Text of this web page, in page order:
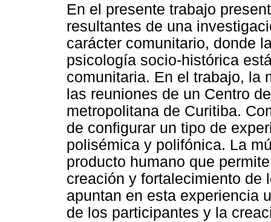
En el presente trabajo
resultantes de una
carácter comunitario, donde
psicología socio-histórica
comunitaria. En el trabajo, la
las reuniones de un Centro
metropolitana de Curitiba.
de configurar un tipo de
polisémica y polifónica. La
producto humano que
creación y fortalecimiento de
apuntan en esta experiencia
de los participantes y la